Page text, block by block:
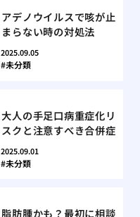
アデノウイルスで咳が止
まらない時の対処法
2025.09.05
未分類
大人の手足口病重症化リ
スクと注意すべき合併症
2025.09.01
未分類
脂肪腫かも？最初に相談